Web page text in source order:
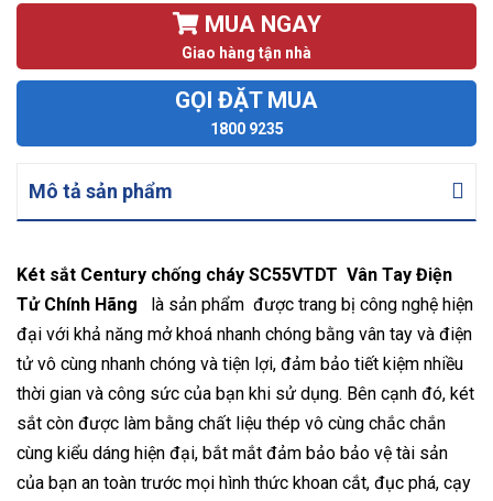
MUA NGAY
Giao hàng tận nhà
GỌI ĐẶT MUA
1800 9235
Mô tả sản phẩm
Két sắt Century chống cháy SC55VTDT Vân Tay Điện
Tử Chính Hãng
là sản phẩm được trang bị công nghệ hiện
đại với khả năng mở khoá nhanh chóng bằng vân tay và điện
tử vô cùng nhanh chóng và tiện lợi, đảm bảo tiết kiệm nhiều
thời gian và công sức của bạn khi sử dụng. Bên cạnh đó, két
sắt còn được làm bằng chất liệu thép vô cùng chắc chắn
cùng kiểu dáng hiện đại, bắt mắt đảm bảo bảo vệ tài sản
của bạn an toàn trước mọi hình thức khoan cắt, đục phá, cạy